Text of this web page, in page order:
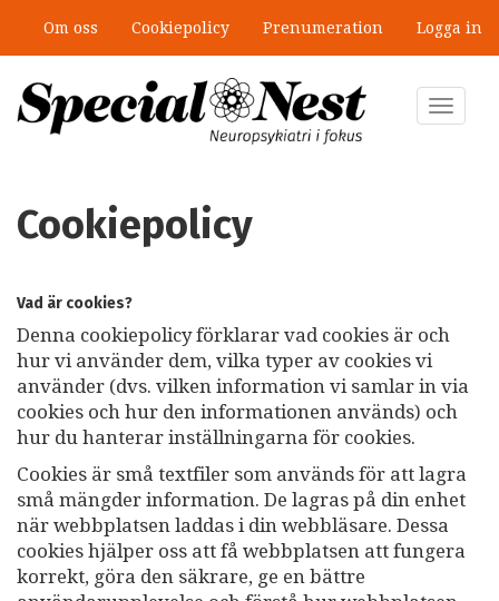
huvudinnehåll
Om oss Cookiepolicy Prenumeration Logga in
Toggle
Cookiepolicy
Vad är cookies?
Denna cookiepolicy förklarar vad cookies är och
hur vi använder dem, vilka typer av cookies vi
använder (dvs. vilken information vi samlar in via
cookies och hur den informationen används) och
hur du hanterar inställningarna för cookies.
Cookies är små textfiler som används för att lagra
små mängder information. De lagras på din enhet
när webbplatsen laddas i din webbläsare. Dessa
cookies hjälper oss att få webbplatsen att fungera
korrekt, göra den säkrare, ge en bättre